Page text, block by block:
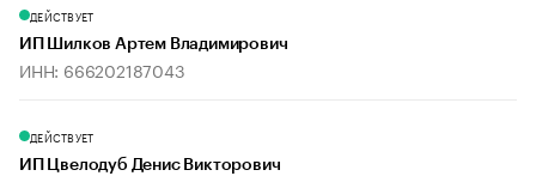
ДЕЙСТВУЕТ
ИП Шилков Артем Владимирович
ИНН: 666202187043
ДЕЙСТВУЕТ
ИП Цвелодуб Денис Викторович